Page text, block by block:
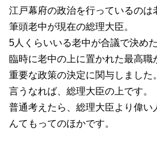
江戸幕府の政治を行っているのは
筆頭老中が現在の総理大臣。
5人くらいいる老中が合議で決めた
臨時に老中の上に置かれた最高職
重要な政策の決定に関与しました。
言うなれば、総理大臣の上です。
普通考えたら、総理大臣より偉い
んてもってのほかです。